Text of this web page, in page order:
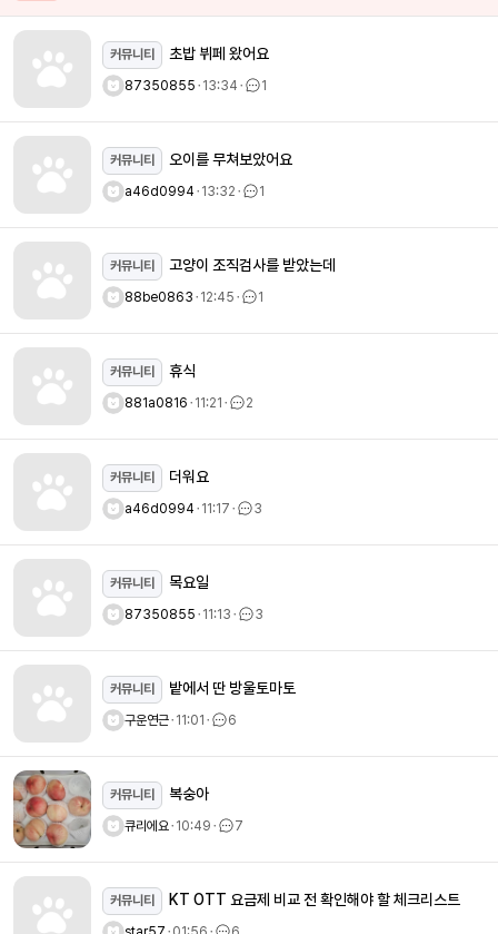
커뮤니티 초밥 뷔페 왔어요
87350855ㆍ13:34ㆍ 1
커뮤니티 오이를 무쳐보았어요
a46d0994ㆍ13:32ㆍ 1
커뮤니티 고양이 조직검사를 받았는데
88be0863ㆍ12:45ㆍ 1
커뮤니티 휴식
881a0816ㆍ11:21ㆍ 2
커뮤니티 더워요
a46d0994ㆍ11:17ㆍ 3
커뮤니티 목요일
87350855ㆍ11:13ㆍ 3
커뮤니티 밭에서 딴 방울토마토
구운연근ㆍ11:01ㆍ 6
커뮤니티 복숭아
큐리에요ㆍ10:49ㆍ 7
커뮤니티 KT OTT 요금제 비교 전 확인해야 할 체크리스트